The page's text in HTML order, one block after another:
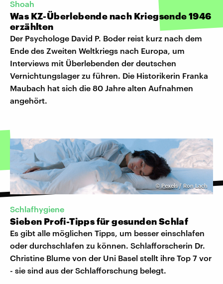
Shoah
Was KZ-Überlebende nach Kriegsende 1946
erzählten
Der Psychologe David P. Boder reist kurz nach dem
Ende des Zweiten Weltkriegs nach Europa, um
Interviews mit Überlebenden der deutschen
Vernichtungslager zu führen. Die Historikerin Franka
Maubach hat sich die 80 Jahre alten Aufnahmen
angehört.
© Pexels / Ron Lach
Schlafhygiene
Sieben Profi-Tipps für gesunden Schlaf
Es gibt alle möglichen Tipps, um besser einschlafen
oder durchschlafen zu können. Schlafforscherin Dr.
Christine Blume von der Uni Basel stellt ihre Top 7 vor
- sie sind aus der Schlafforschung belegt.